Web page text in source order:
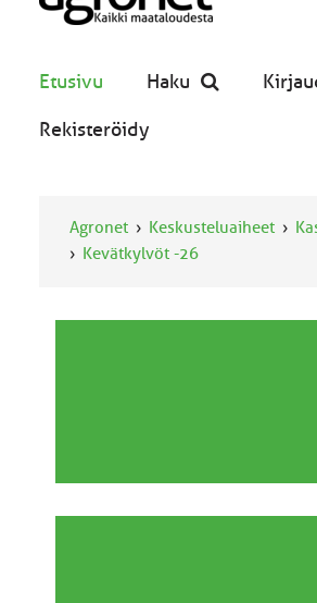
Etusivu Haku
Rekisteröidy
Agronet Keskusteluaiheet
Kevätkylvöt -26